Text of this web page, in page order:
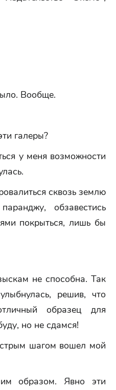
Вообще.
галеры?
у меня возможности
сквозь землю
обзавестись
покрыться, лишь бы
не способна. Так
решив, что
образец для
но не сдамся!
шагом вошел мой
образом. Явно эти